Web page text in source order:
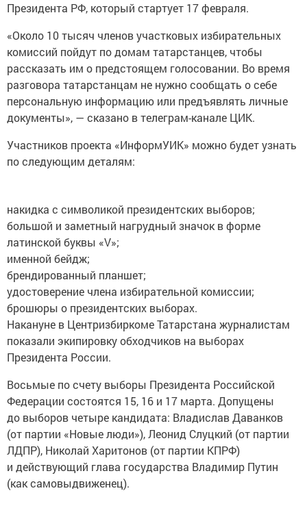
Президента РФ, который стартует 17 февраля.
«Около 10 тысяч членов участковых избирательных
комиссий пойдут по домам татарстанцев, чтобы
рассказать им о предстоящем голосовании. Во время
разговора татарстанцам не нужно сообщать о себе
персональную информацию или предъявлять личные
документы», — сказано в телеграм-канале ЦИК.
Участников проекта «ИнформУИК» можно будет узнать
по следующим деталям:
накидка с символикой президентских выборов;
большой и заметный нагрудный значок в форме
латинской буквы «V»;
именной бейдж;
брендированный планшет;
удостоверение члена избирательной комиссии;
брошюры о президентских выборах.
Накануне в Центризбиркоме Татарстана журналистам
показали экипировку обходчиков на выборах
Президента России.
Восьмые по счету выборы Президента Российской
Федерации состоятся 15, 16 и 17 марта. Допущены
до выборов четыре кандидата: Владислав Даванков
(от партии «Новые люди»), Леонид Слуцкий (от партии
ЛДПР), Николай Харитонов (от партии КПРФ)
и действующий глава государства Владимир Путин
(как самовыдвиженец).